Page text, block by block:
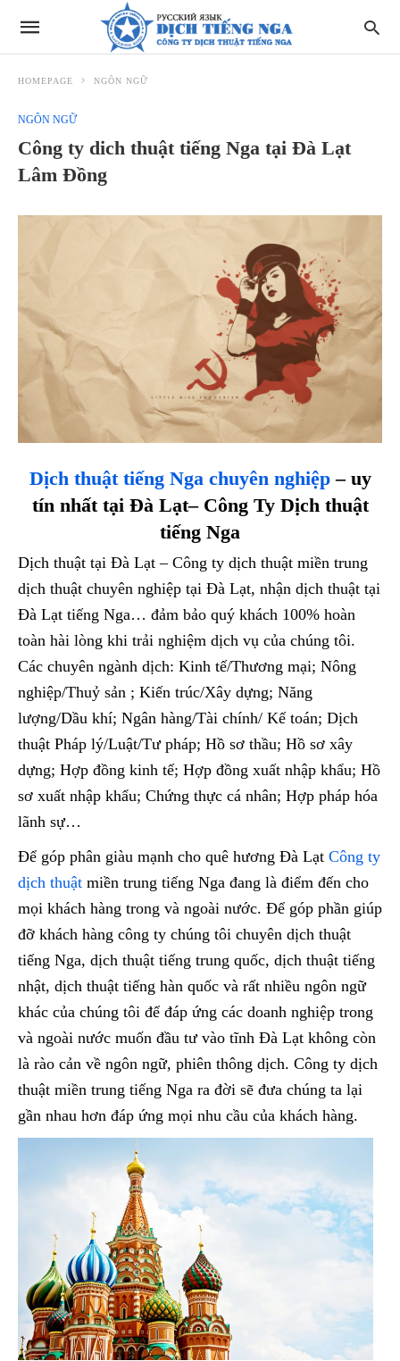
HOMEPAGE NGÔN NGỮ
NGÔN NGỮ
Công ty dich thuật tiếng Nga tại Đà Lạt
Lâm Đồng
Dịch thuật tiếng Nga chuyên nghiệp– uy
tín nhất tại Đà Lạt– Công Ty Dịch thuật
tiếng Nga
Dịch thuật tại Đà Lạt – Công ty dịch thuật miền trung
dịch thuật chuyên nghiệp tại Đà Lạt, nhận dịch thuật tại
Đà Lạt tiếng Nga… đảm bảo quý khách 100% hoàn
toàn hài lòng khi trải nghiệm dịch vụ của chúng tôi.
Các chuyên ngành dịch: Kinh tế/Thương mại; Nông
nghiệp/Thuỷ sản ; Kiến trúc/Xây dựng; Năng
lượng/Dầu khí; Ngân hàng/Tài chính/ Kế toán; Dịch
thuật Pháp lý/Luật/Tư pháp; Hồ sơ thầu; Hồ sơ xây
dựng; Hợp đồng kinh tế; Hợp đồng xuất nhập khẩu; Hồ
sơ xuất nhập khẩu; Chứng thực cá nhân; Hợp pháp hóa
lãnh sự…
Để góp phân giàu mạnh cho quê hương Đà Lạt Công ty
dịch thuật miền trung tiếng Nga đang là điểm đến cho
mọi khách hàng trong và ngoài nước. Để góp phần giúp
đỡ khách hàng công ty chúng tôi chuyên dịch thuật
tiếng Nga, dịch thuật tiếng trung quốc, dịch thuật tiếng
nhật, dịch thuật tiếng hàn quốc và rất nhiều ngôn ngữ
khác của chúng tôi để đáp ứng các doanh nghiệp trong
và ngoài nước muốn đầu tư vào tĩnh Đà Lạt không còn
là rào cản về ngôn ngữ, phiên thông dịch. Công ty dịch
thuật miền trung tiếng Nga ra đời sẽ đưa chúng ta lại
gần nhau hơn đáp ứng mọi nhu cầu của khách hàng.